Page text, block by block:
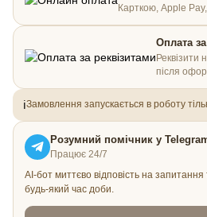
Карткою, Apple
Оплата
Реквізити
після
ℹ️Замовлення запускається в роботу
Розумний помічник у
Працює 24/7
AI-бот миттєво відповість на
будь-який час доби.